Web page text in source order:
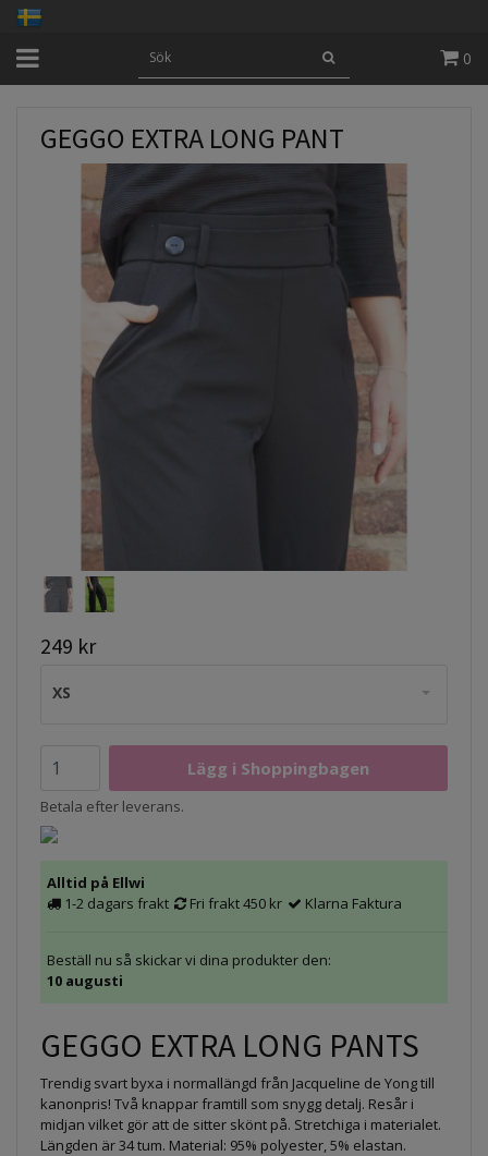
0
GEGGO EXTRA LONG PANT
249 kr
XS
Betala efter leverans.
Alltid på Ellwi
1-2 dagars frakt
Fri frakt 450 kr Klarna Faktura
Beställ nu så skickar vi dina produkter den:
10 augusti
GEGGO EXTRA LONG PANTS
Trendig svart byxa i normallängd från Jacqueline de Yong till
kanonpris! Två knappar framtill som snygg detalj. Resår i
midjan vilket gör att de sitter skönt på. Stretchiga i materialet.
Längden är 34 tum. Material: 95% polyester, 5% elastan.